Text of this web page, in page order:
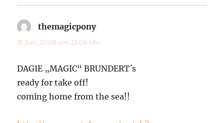
themagicponysagt:
31 Juli, 2008 um 23:06 Uhr
DAGIE „MAGIC“ BRUNDERT´s
ready for take off!
coming home from the sea!!